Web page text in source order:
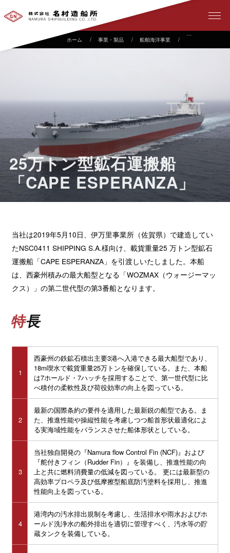
事業・製品 船舶海洋事業
25万トン型鉱石運搬船
「CAPE ESPERANZA」
当社は2019年5月 10日、伊万里事業所（佐賀県）で建造してい
たNSC0411 SHIPPING S.A.様向け、載貨重量25 万トン型鉱石
運搬船「CAPE ESPERANZA」を引渡しいたしました。本船
は、 西豪州積みの最大船型となる「WOZMAX（ウォージーマッ
クス）」の第二世代型の第3番船となります。
特長
1
西豪州の鉄鉱石積出主要3港へ入港できる最大船型であり、
18m喫水で載貨重量25万トンを確保している。また、本船
は7ホールド・ 7ハッチを採用することで、第一世代型に比
べ積付の柔軟性及び荷役効率の向上を図っている。
2
最新の国際条約の要件を適用した最新鋭の船型である。ま
た、推進性能や操縦性能を考慮しつつ船首形状最適化によ
る実海域性能をバランスさせた船体形状としている。
3
当社独自開発の『Namura flow Control Fin (NCF)』および
『舵付きフィン（Rudder Fin）』を装備し、推進性能の向
上と共に燃料消費量の低減を図っている。 更には最新型の
高効率プロペラ及び低摩擦型船底防汚塗料を採用し、推進
性能向上を図っている。
4
港湾内の汚水排出規制を考慮し、生活排水や雨水およびホ
ールド洗浄水の船外排出を適切に管理すべく、汚水等の貯
蔵タンクを装備している。